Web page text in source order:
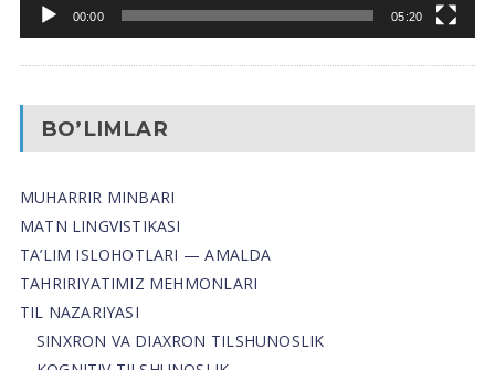
00:00 05:20
BO’LIMLAR
MUHARRIR MINBARI
MATN LINGVISTIKASI
TA’LIM ISLOHOTLARI — AMALDA
TAHRIRIYATIMIZ MEHMONLARI
TIL NAZARIYASI
SINXRON VA DIAXRON TILSHUNOSLIK